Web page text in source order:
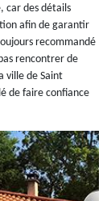
car des détails
afin de garantir
recommandé
rencontrer de
ville de Saint
de faire confiance